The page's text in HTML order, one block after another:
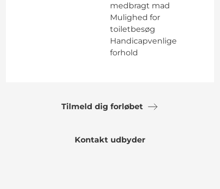
medbragt mad
Mulighed for
toiletbesøg
Handicapvenlige
forhold
Tilmeld dig forløbet
Kontakt udbyder